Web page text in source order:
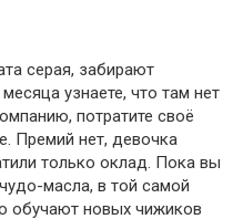
серая, забирают
узнаете, что там нет
потратите своё
Премий нет, девочка
только оклад. Пока вы
масла, в той самой
обучают новых чижиков